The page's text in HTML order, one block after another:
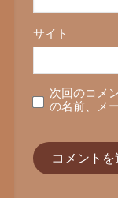
サイト
次回のコメ
の名前、メ